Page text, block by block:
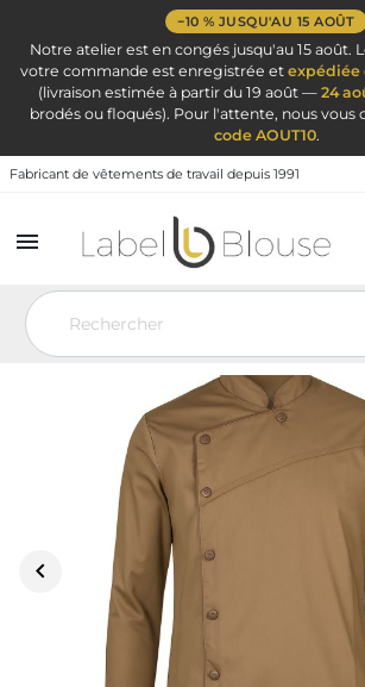
−10 % JUSQU'AU 15 AOÛT
Notre atelier est en congés jusqu'au 15 août.
votre commande est enregistrée et expédiée
(livraison estimée à partir du 19 août — 24
brodés ou floqués). Pour l'attente, nous vous
code AOUT10.
Fabricant de vêtements de travail depuis 1991

Vêtement de travail Vêtements de cuisine
